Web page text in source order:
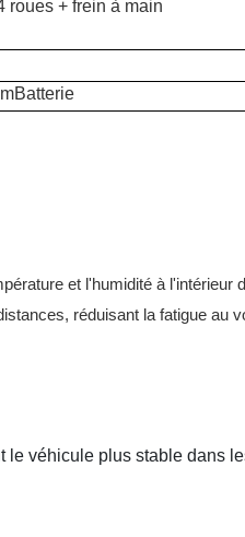
roues + frein à main
Batterie
et l'humidité à l'intérieur
réduisant la fatigue au
le véhicule plus stable dans